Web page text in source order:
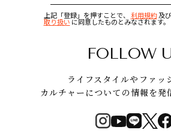
上記「登録」を押すことで、 利用規約及び
取り扱いに同意したものとみなされます。
FOLLOW
ライフスタイルやファッ
カルチャーについての情報を発